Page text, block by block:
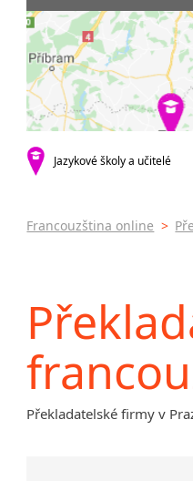
Praha 5
Praha 6
Praha 8
Praha 9
Praha 10
Brno
Boleslav
Dačice
Kounice
Jazykové školy a učitelé
Francouzština online >
Překladatelské firmy v